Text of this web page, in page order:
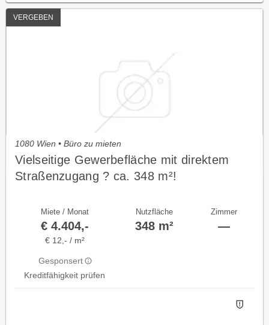
VERGEBEN
1080 Wien • Büro zu mieten
Vielseitige Gewerbefläche mit direktem
Straßenzugang ? ca. 348 m²!
Miete / Monat
€ 4.404,-
€ 12,- / m²
Gesponsert
Kreditfähigkeit prüfen
Nutzfläche
348 m²
Zimmer
—